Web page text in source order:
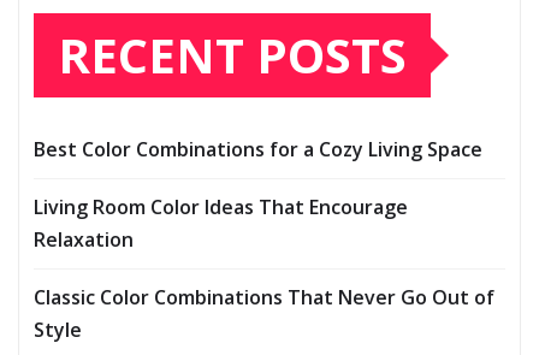
RECENT POSTS
Best Color Combinations for a Cozy Living Space
Living Room Color Ideas That Encourage
Relaxation
Classic Color Combinations That Never Go Out of
Style